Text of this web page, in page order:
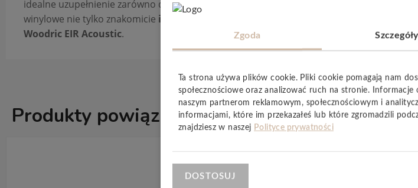
idealne uzupełnienie zarówno dla aranżacji boho, rustykalnych, jak i klasycznych czy
winylowe nie tylko znakomicie izolują dźwięk
Woodric EIR Acoustic.
Produkty powiązane ZOBACZ WSZYSTKIE
Zgoda Szczegóły
Ta strona używa plików cookie. Pliki cookie pomagają nam
społecznościowe oraz analizować ruch na stronie.
naszym partnerom reklamowym, społecznościowym i
informacjami, które im przekazałeś lub które zgromadzili
znajdziesz w naszej Polityce prywatności
DOSTOSUJ